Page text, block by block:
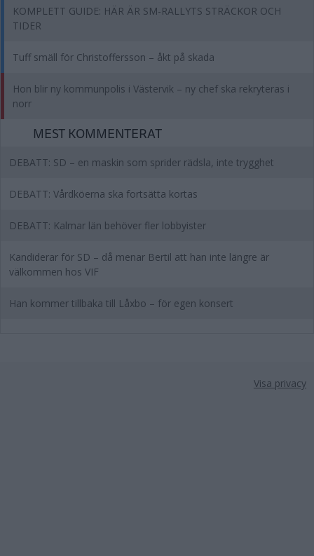
KOMPLETT GUIDE: HÄR ÄR SM-RALLYTS STRÄCKOR OCH
TIDER
Tuff smäll för Christoffersson – åkt på skada
Hon blir ny kommunpolis i Västervik – ny chef ska rekryteras i
norr
MEST KOMMENTERAT
DEBATT: SD – en maskin som sprider rädsla, inte trygghet
DEBATT: Vårdköerna ska fortsätta kortas
DEBATT: Kalmar län behöver fler lobbyister
Kandiderar för SD – då menar Bertil att han inte längre är
välkommen hos VIF
Han kommer tillbaka till Låxbo – för egen konsert
Visa privacy